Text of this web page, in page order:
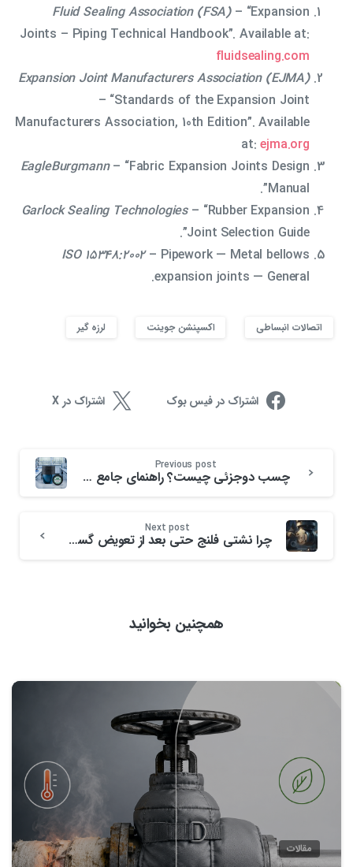
Fluid Sealing Association (FSA)– “Expansion
Joints – Piping Technical Handbook”. Available at:
fluidsealing.com
Expansion Joint Manufacturers Association (EJMA)
– “Standards of the Expansion Joint
Manufacturers Association, 10th Edition”. Available
at:ejma.org
EagleBurgmann– “Fabric Expansion Joints Design
Manual”.
Garlock Sealing Technologies– “Rubber Expansion
Joint Selection Guide”.
ISO 15348:2002– Pipework — Metal bellows
expansion joints — General.
اتصالات انبساطی اکسپنشن جوینت لرزه گیر
اشتراک در فیس بوک اشتراک در X
Previous post
چسب دوجزئی چیست؟ راهنمای جامع انتخاب بهترین چسب صنعتی و نسوز (۲۰۲۵)
Next post
چرا نشتی فلنج‌ حتی بعد از تعویض گسکت ادامه دارد؟ (بررسی فنی + راهکار نهایی)
همچنین بخوانید
مقالات